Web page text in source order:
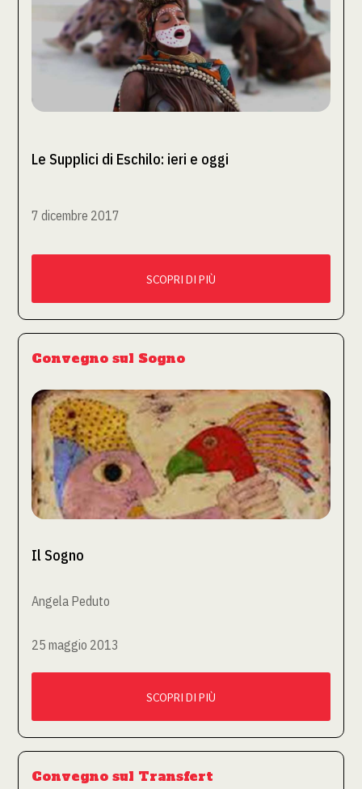
Le Supplici di Eschilo: ieri e oggi
7 dicembre 2017
SCOPRI DI PIÙ
Convegno sul Sogno
Il Sogno
Angela Peduto
25 maggio 2013
SCOPRI DI PIÙ
Convegno sul Transfert